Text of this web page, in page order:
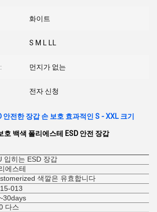
화이트
S M L LL
먼지가 없는
전자 신청
안전한 장갑 손 보호 효과적인 S - XXL 크기
호 백색 폴리에스테 ESD 안전 장갑
입히는 ESD 장갑
에스테
색깔은 유효합니다
013
다스